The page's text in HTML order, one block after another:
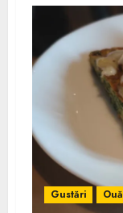
Gustări Ouă